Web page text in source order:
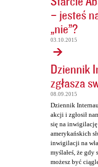
– jesteś
„nie”?
03.10.2015
Dziennik
zgłasza
08.09.2015
Dziennik
akcji i zgłosił
się na inwigilację
amerykańskich
inwigilacji na
myślałeś, że
możesz być